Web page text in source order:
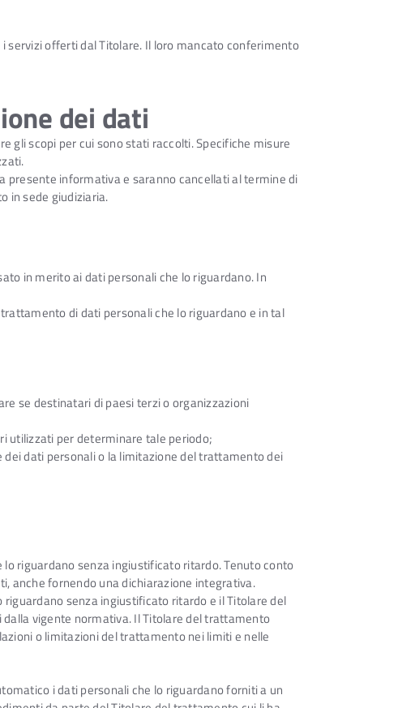
servizi offerti dal Titolare. Il loro mancato conferimento
dei dati
scopi per cui sono stati raccolti. Specifiche misure
informativa e saranno cancellati al termine di
in sede giudiziaria.
in merito ai dati personali che lo riguardano. In
di dati personali che lo riguardano e in tal
se destinatari di paesi terzi o organizzazioni
utilizzati per determinare tale periodo;
dati personali o la limitazione del trattamento dei
riguardano senza ingiustificato ritardo. Tenuto conto
anche fornendo una dichiarazione integrativa.
senza ingiustificato ritardo e il Titolare del
vigente normativa. Il Titolare del trattamento
o limitazioni del trattamento nei limiti e nelle
i dati personali che lo riguardano forniti a un